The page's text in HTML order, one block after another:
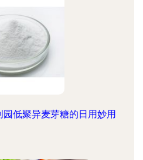
低聚异麦芽糖的日用妙用